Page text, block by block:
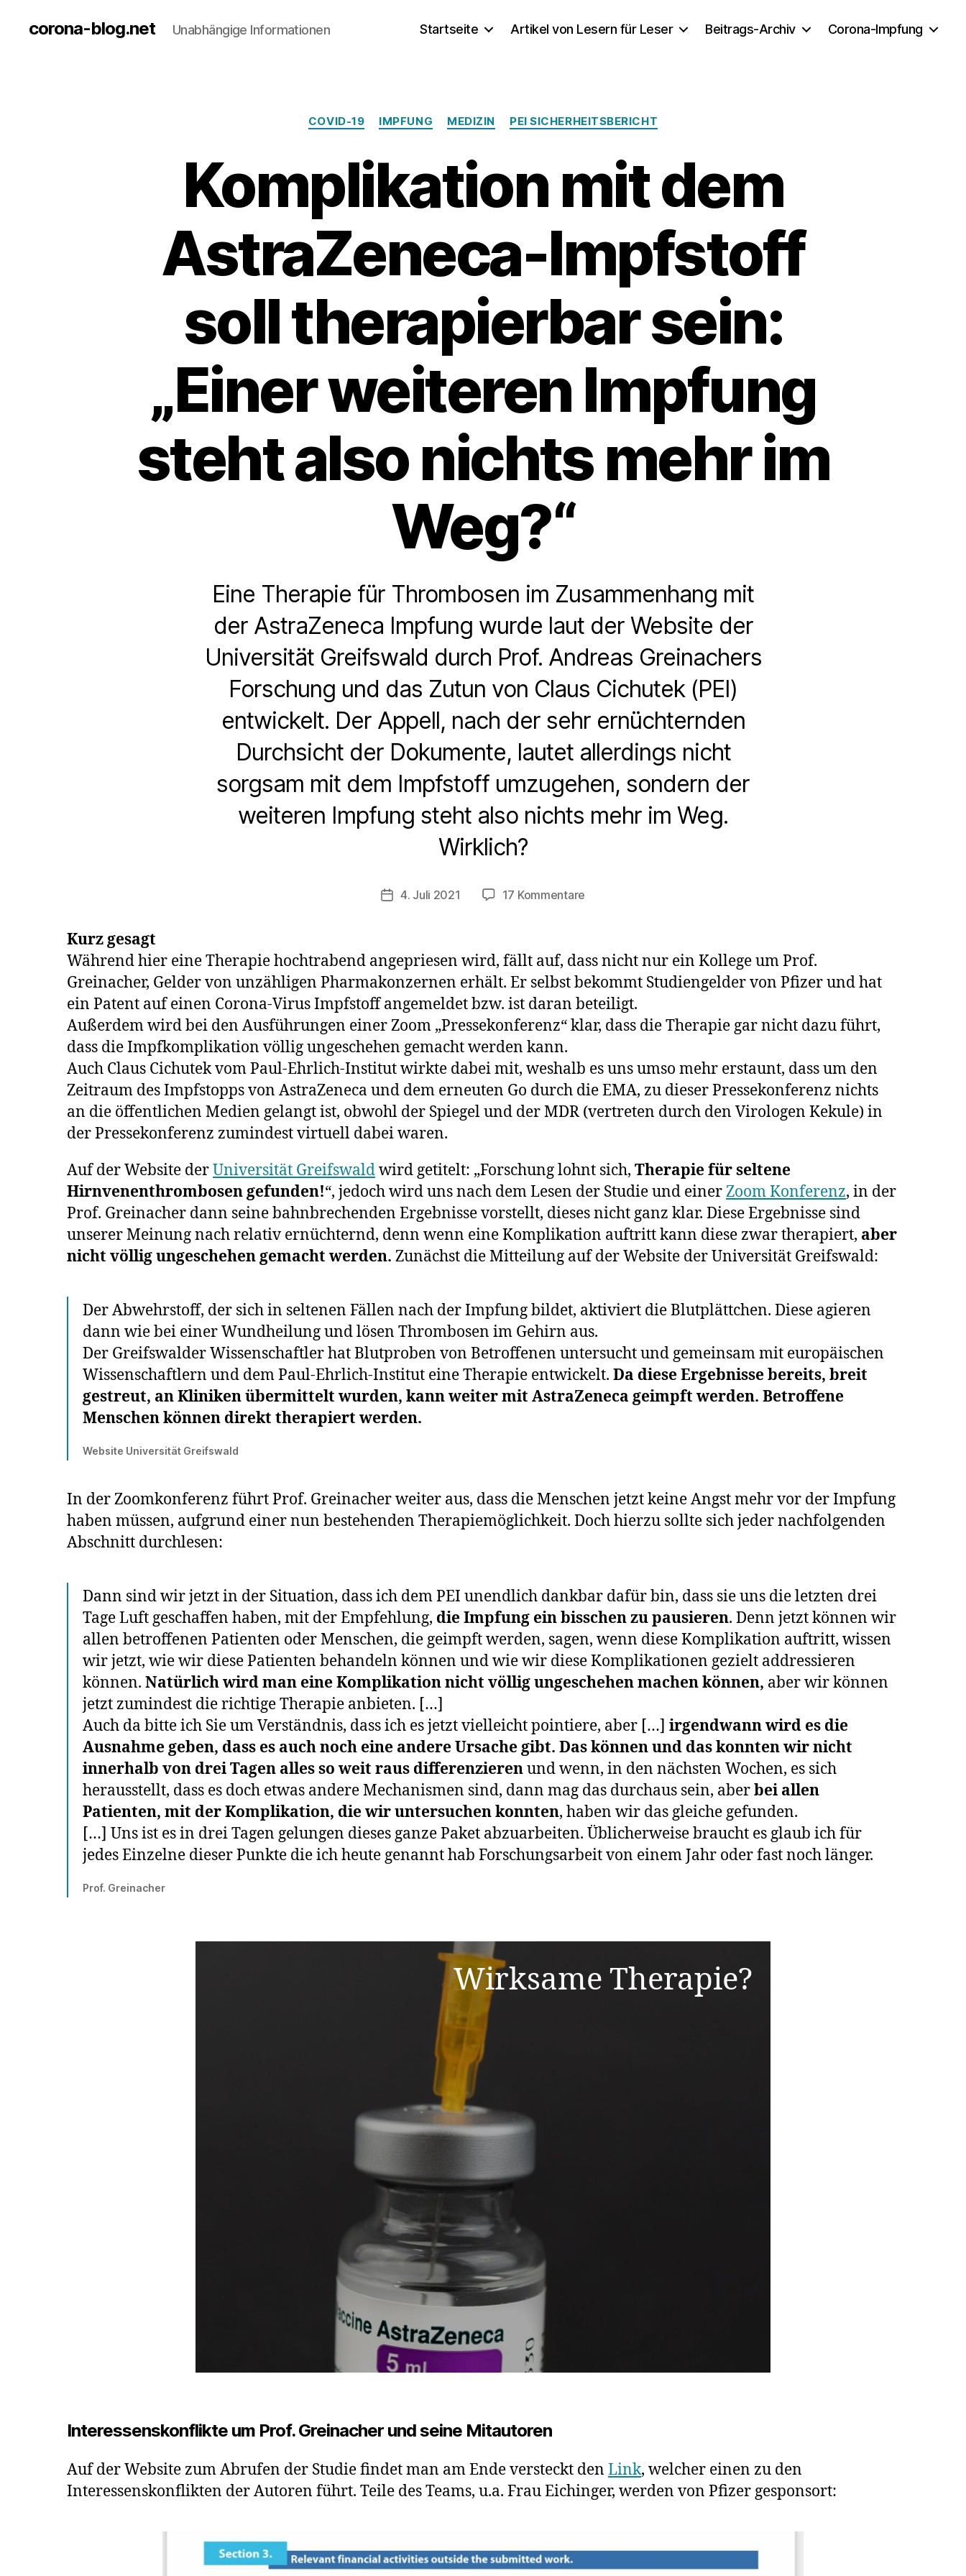
corona-blog.net Unabhängige Informationen Startseite Artikel von Lesern für Leser Beitrags-Archiv Corona-Impfung
Kategorien
COVID-19 IMPFUNG MEDIZIN PEI SICHERHEITSBERICHT
Komplikation mit dem
AstraZeneca-Impfstoff
soll therapierbar sein:
„Einer weiteren Impfung
steht also nichts mehr im
Weg?“
Eine Therapie für Thrombosen im Zusammenhang mit
der AstraZeneca Impfung wurde laut der Website der
Universität Greifswald durch Prof. Andreas Greinachers
Forschung und das Zutun von Claus Cichutek (PEI)
entwickelt. Der Appell, nach der sehr ernüchternden
Durchsicht der Dokumente, lautet allerdings nicht
sorgsam mit dem Impfstoff umzugehen, sondern der
weiteren Impfung steht also nichts mehr im Weg.
Wirklich?
Veröffentlichungsdatum
4. Juli 2021 17 Kommentare
AstraZeneca-
Impfstoff
soll
therapierbar
sein:
weiteren
Impfung
also
im
Weg?“
Kurz gesagt
Während hier eine Therapie hochtrabend angepriesen wird, fällt auf, dass nicht nur ein Kollege um Prof.
Greinacher, Gelder von unzähligen Pharmakonzernen erhält. Er selbst bekommt Studiengelder von Pfizer und hat
ein Patent auf einen Corona-Virus Impfstoff angemeldet bzw. ist daran beteiligt.
Außerdem wird bei den Ausführungen einer Zoom „Pressekonferenz“ klar, dass die Therapie gar nicht dazu führt,
dass die Impfkomplikation völlig ungeschehen gemacht werden kann.
Auch Claus Cichutek vom Paul-Ehrlich-Institut wirkte dabei mit, weshalb es uns umso mehr erstaunt, dass um den
Zeitraum des Impfstopps von AstraZeneca und dem erneuten Go durch die EMA, zu dieser Pressekonferenz nichts
an die öffentlichen Medien gelangt ist, obwohl der Spiegel und der MDR (vertreten durch den Virologen Kekule) in
der Pressekonferenz zumindest virtuell dabei waren.
Auf der Website derUniversität Greifswaldwird getitelt: „Forschung lohnt sich, Therapie für seltene
Hirnvenenthrombosen gefunden!“, jedoch wird uns nach dem Lesen der Studie und einerZoom Konferenz, in der
Prof. Greinacher dann seine bahnbrechenden Ergebnisse vorstellt, dieses nicht ganz klar. Diese Ergebnisse sind
unserer Meinung nach relativ ernüchternd, denn wenn eine Komplikation auftritt kann diese zwar therapiert, aber
nicht völlig ungeschehen gemacht werden. Zunächst die Mitteilung auf der Website der Universität Greifswald:
Der Abwehrstoff, der sich in seltenen Fällen nach der Impfung bildet, aktiviert die Blutplättchen. Diese agieren
dann wie bei einer Wundheilung und lösen Thrombosen im Gehirn aus.
Der Greifswalder Wissenschaftler hat Blutproben von Betroffenen untersucht und gemeinsam mit europäischen
Wissenschaftlern und dem Paul-Ehrlich-Institut eine Therapie entwickelt. Da diese Ergebnisse bereits, breit
gestreut, an Kliniken übermittelt wurden, kann weiter mit AstraZeneca geimpft werden. Betroffene
Menschen können direkt therapiert werden.
Website Universität Greifswald
In der Zoomkonferenz führt Prof. Greinacher weiter aus, dass die Menschen jetzt keine Angst mehr vor der Impfung
haben müssen, aufgrund einer nun bestehenden Therapiemöglichkeit. Doch hierzu sollte sich jeder nachfolgenden
Abschnitt durchlesen:
Dann sind wir jetzt in der Situation, dass ich dem PEI unendlich dankbar dafür bin, dass sie uns die letzten drei
Tage Luft geschaffen haben, mit der Empfehlung, die Impfung ein bisschen zu pausieren. Denn jetzt können wir
allen betroffenen Patienten oder Menschen, die geimpft werden, sagen, wenn diese Komplikation auftritt, wissen
wir jetzt, wie wir diese Patienten behandeln können und wie wir diese Komplikationen gezielt addressieren
können. Natürlich wird man eine Komplikation nicht völlig ungeschehen machen können, aber wir können
jetzt zumindest die richtige Therapie anbieten. […]
Auch da bitte ich Sie um Verständnis, dass ich es jetzt vielleicht pointiere, aber […] irgendwann wird es die
Ausnahme geben, dass es auch noch eine andere Ursache gibt. Das können und das konnten wir nicht
innerhalb von drei Tagen alles so weit raus differenzierenund wenn, in den nächsten Wochen, es sich
herausstellt, dass es doch etwas andere Mechanismen sind, dann mag das durchaus sein, aberbei allen
Patienten, mit der Komplikation, die wir untersuchen konnten, haben wir das gleiche gefunden.
[…] Uns ist es in drei Tagen gelungen dieses ganze Paket abzuarbeiten. Üblicherweise braucht es glaub ich für
jedes Einzelne dieser Punkte die ich heute genannt hab Forschungsarbeit von einem Jahr oder fast noch länger.
Prof. Greinacher
Wirksame Therapie?
Interessenskonflikte um Prof. Greinacher und seine Mitautoren
Auf der Website zum Abrufen der Studie findet man am Ende versteckt den Link, welcher einen zu den
Interessenskonflikten der Autoren führt. Teile des Teams, u.a. Frau Eichinger, werden von Pfizer gesponsort: